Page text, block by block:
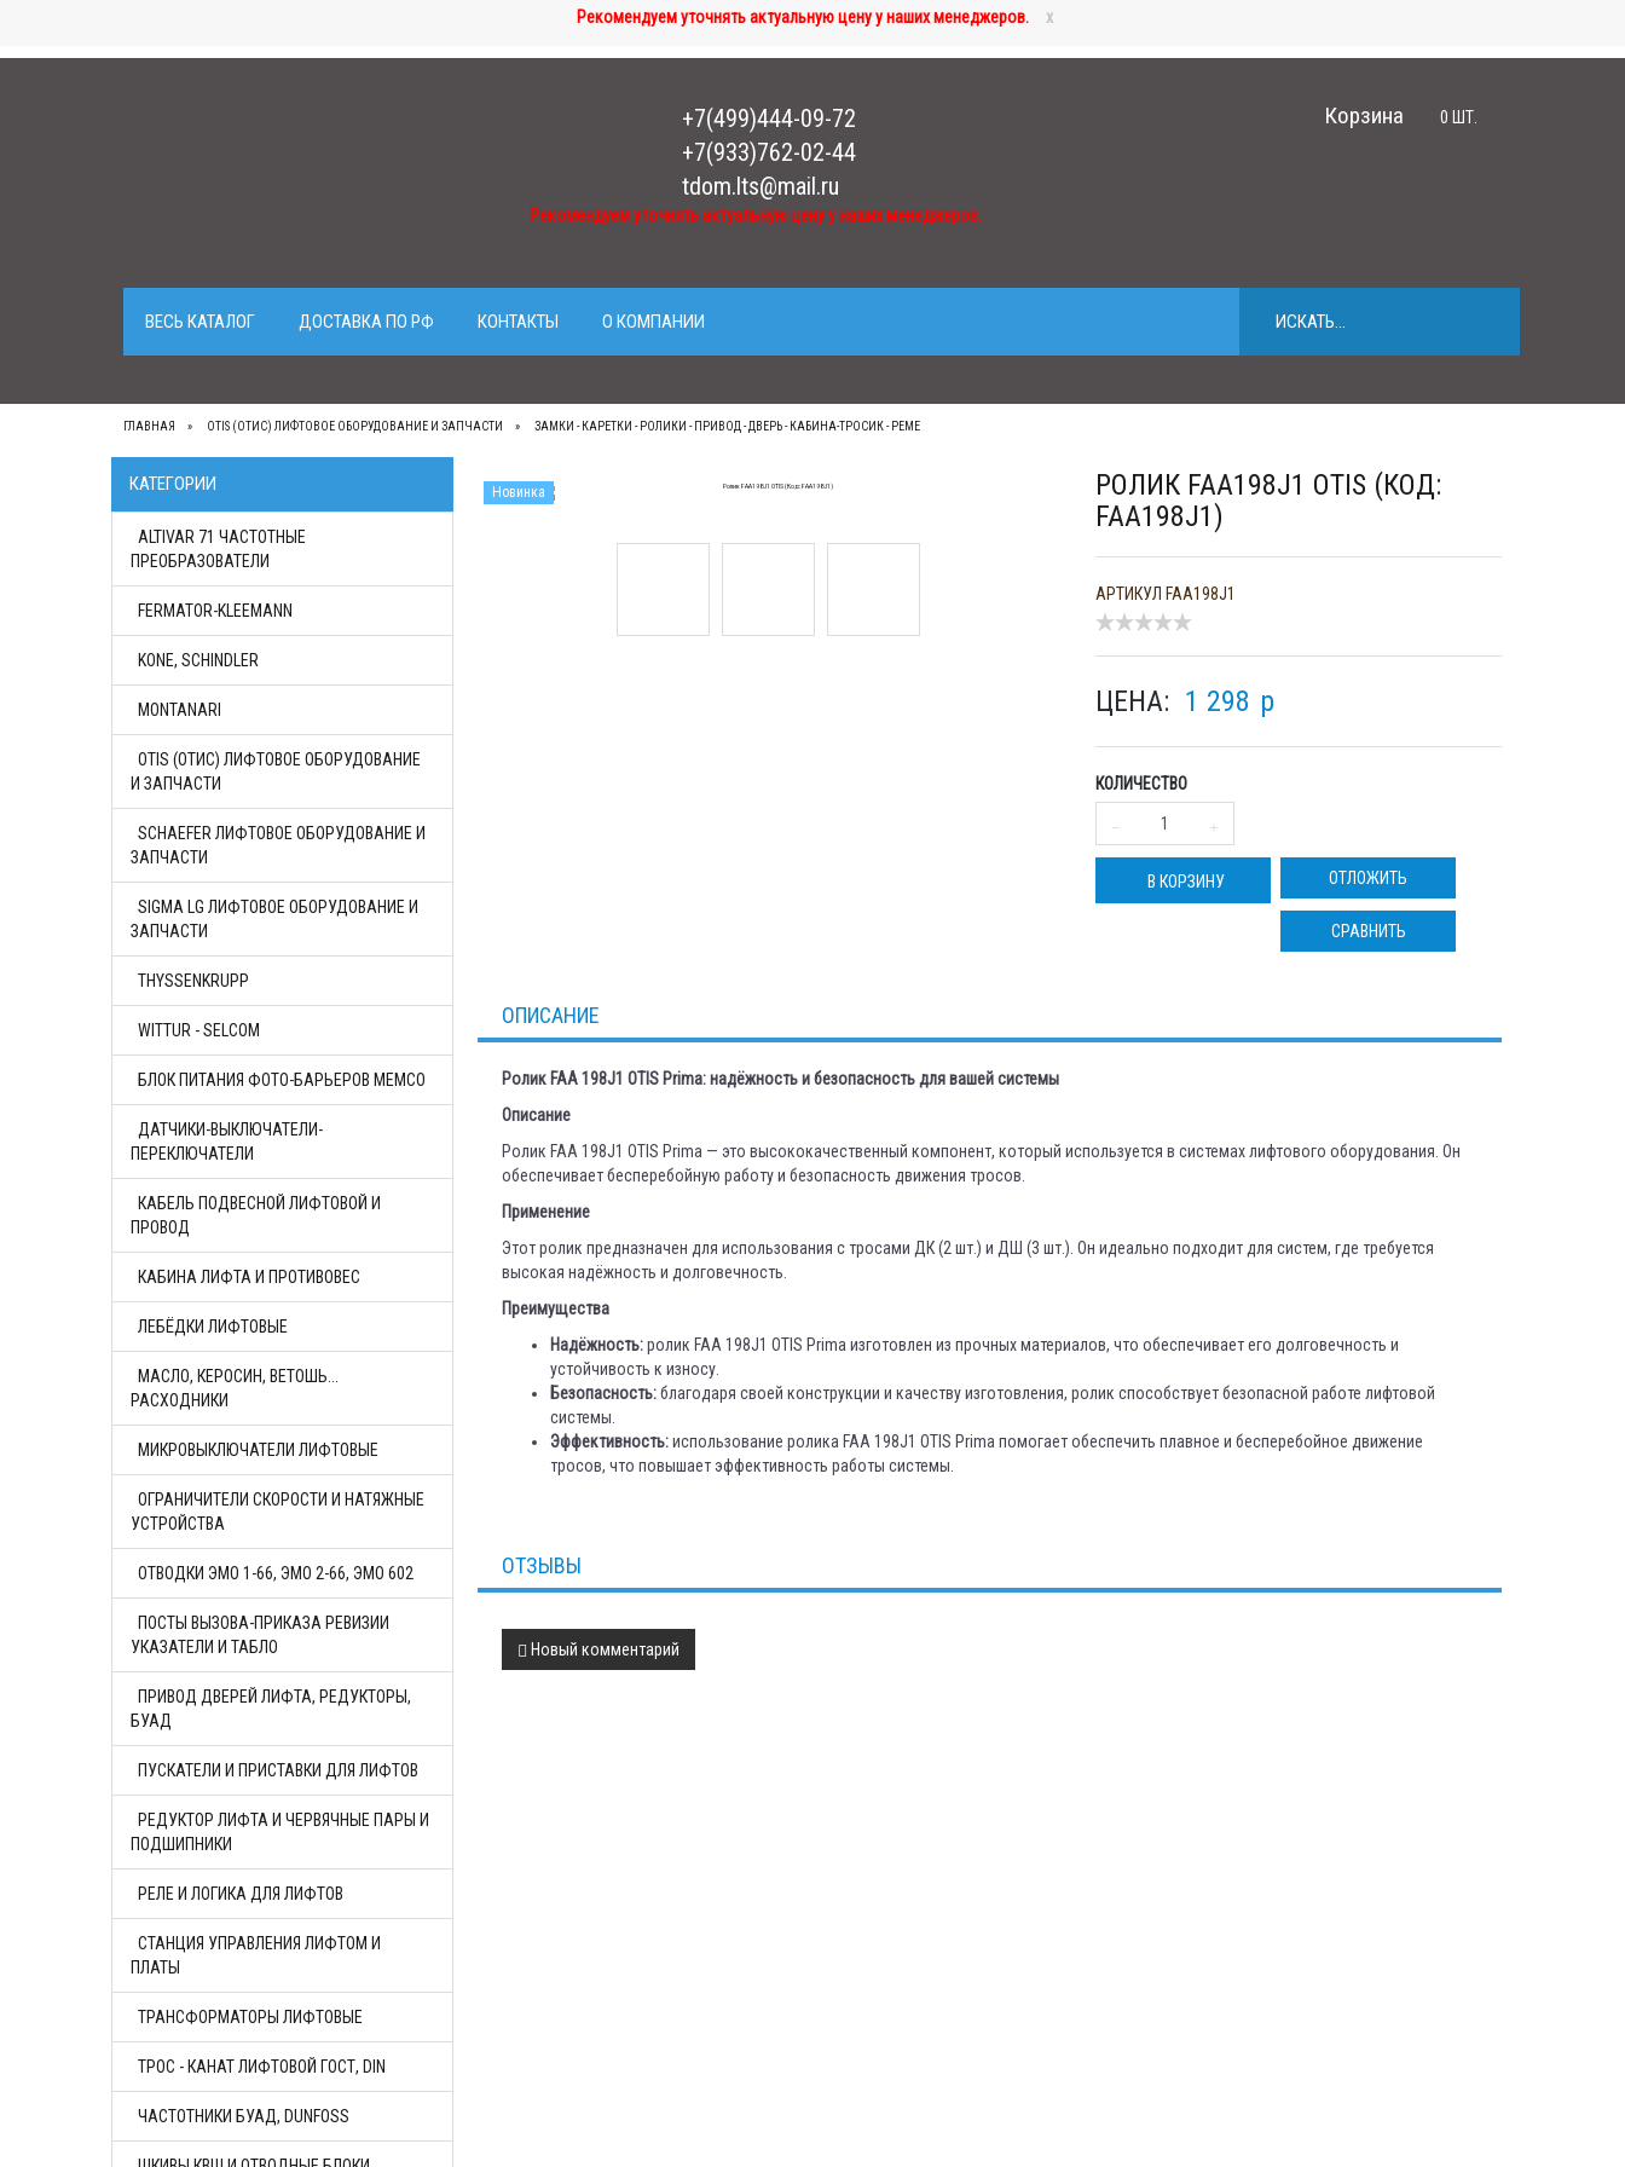
Рекомендуем уточнять актуальную цену у наших менеджеров. x
+7(499)444-09-72
+7(933)762-02-44
tdom.lts@mail.ru
Рекомендуем уточнять актуальную цену у наших менеджеров.
Корзина 0 ШТ.
ВЕСЬ КАТАЛОГ ДОСТАВКА ПО РФ КОНТАКТЫ О КОМПАНИИ
ГЛАВНАЯ OTIS (ОТИС) ЛИФТОВОЕ ОБОРУДОВАНИЕ И ЗАПЧАСТИ ЗАМКИ - КАРЕТКИ - РОЛИКИ - ПРИВОД - ДВЕРЬ - КАБИНА-ТРОСИК - РЕМЕ
КАТЕГОРИИ
ALTIVAR 71 ЧАСТОТНЫЕ
ПРЕОБРАЗОВАТЕЛИ
FERMATOR-KLEEMANN
KONE, SCHINDLER
MONTANARI
OTIS (ОТИС) ЛИФТОВОЕ ОБОРУДОВАНИЕ
И ЗАПЧАСТИ
SCHAEFER ЛИФТОВОЕ ОБОРУДОВАНИЕ И
ЗАПЧАСТИ
SIGMA LG ЛИФТОВОЕ ОБОРУДОВАНИЕ И
ЗАПЧАСТИ
THYSSENKRUPP
WITTUR - SELCOM
БЛОК ПИТАНИЯ ФОТО-БАРЬЕРОВ MEMCO
ДАТЧИКИ-ВЫКЛЮЧАТЕЛИ-
ПЕРЕКЛЮЧАТЕЛИ
КАБЕЛЬ ПОДВЕСНОЙ ЛИФТОВОЙ И
ПРОВОД
КАБИНА ЛИФТА И ПРОТИВОВЕС
ЛЕБЁДКИ ЛИФТОВЫЕ
МАСЛО, КЕРОСИН, ВЕТОШЬ...
РАСХОДНИКИ
МИКРОВЫКЛЮЧАТЕЛИ ЛИФТОВЫЕ
ОГРАНИЧИТЕЛИ СКОРОСТИ И НАТЯЖНЫЕ
УСТРОЙСТВА
ОТВОДКИ ЭМО 1-66, ЭМО 2-66, ЭМО 602
ПОСТЫ ВЫЗОВА-ПРИКАЗА РЕВИЗИИ
УКАЗАТЕЛИ И ТАБЛО
ПРИВОД ДВЕРЕЙ ЛИФТА, РЕДУКТОРЫ,
БУАД
ПУСКАТЕЛИ И ПРИСТАВКИ ДЛЯ ЛИФТОВ
РЕДУКТОР ЛИФТА И ЧЕРВЯЧНЫЕ ПАРЫ И
ПОДШИПНИКИ
РЕЛЕ И ЛОГИКА ДЛЯ ЛИФТОВ
СТАНЦИЯ УПРАВЛЕНИЯ ЛИФТОМ И
ПЛАТЫ
ТРАНСФОРМАТОРЫ ЛИФТОВЫЕ
ТРОС - КАНАТ ЛИФТОВОЙ ГОСТ, DIN
ЧАСТОТНИКИ БУАД, DUNFOSS
Новинка
РОЛИК FAA198J1 OTIS (КОД:
FAA198J1)
АРТИКУЛ FAA198J1
ЦЕНА: 1 298 p
КОЛИЧЕСТВО
В КОРЗИНУ ОТЛОЖИТЬ
СРАВНИТЬ
ОПИСАНИЕ
Ролик FAA 198J1 OTIS Prima: надёжность и безопасность для вашей системы
Описание
Ролик FAA 198J1 OTIS Prima — это высококачественный компонент, который используется в системах лифтового оборудования. Он
обеспечивает бесперебойную работу и безопасность движения тросов.
Применение
Этот ролик предназначен для использования с тросами ДК (2 шт.) и ДШ (3 шт.). Он идеально подходит для систем, где требуется
высокая надёжность и долговечность.
Преимущества
Надёжность:ролик FAA 198J1 OTIS Prima изготовлен из прочных материалов, что обеспечивает его долговечность и
устойчивость к износу.
Безопасность:благодаря своей конструкции и качеству изготовления, ролик способствует безопасной работе лифтовой
системы.
Эффективность:использование ролика FAA 198J1 OTIS Prima помогает обеспечить плавное и бесперебойное движение
тросов, что повышает эффективность работы системы.
ОТЗЫВЫ
Новый комментарий